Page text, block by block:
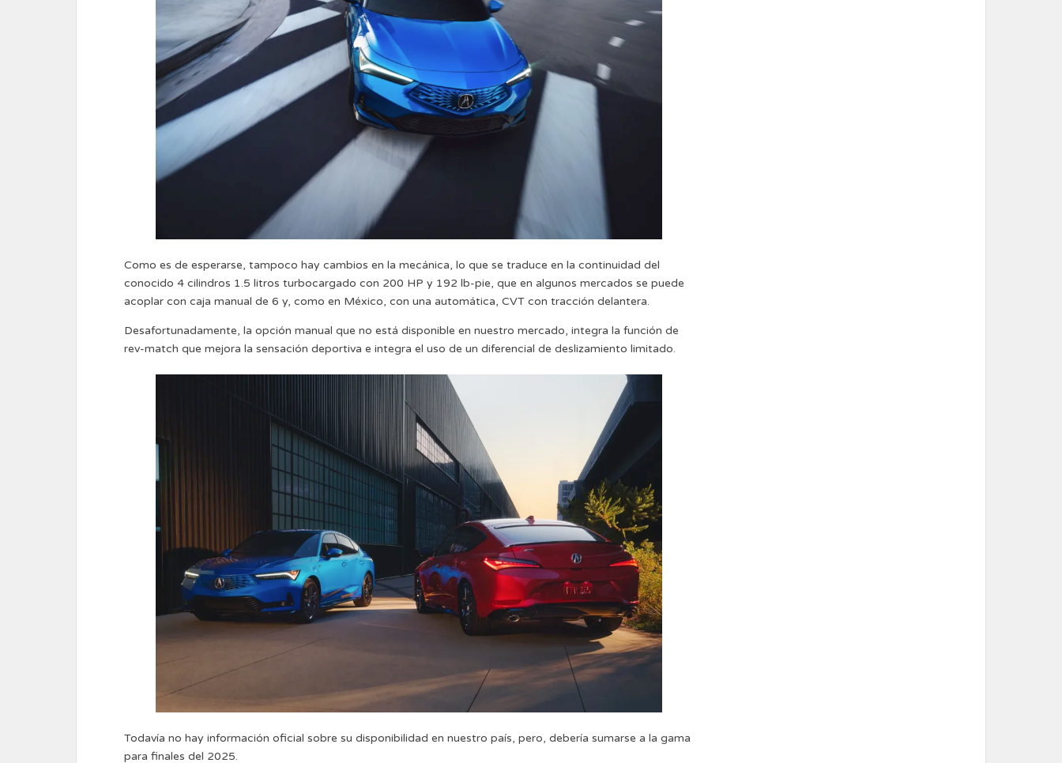
Como es de esperarse, tampoco hay cambios en la mecánica, lo que se traduce en la continuidad del
conocido 4 cilindros 1.5 litros turbocargado con 200 HP y 192 lb-pie, que en algunos mercados se puede
acoplar con caja manual de 6 y, como en México, con una automática, CVT con tracción delantera.
Desafortunadamente, la opción manual que no está disponible en nuestro mercado, integra la función de
rev-match que mejora la sensación deportiva e integra el uso de un diferencial de deslizamiento limitado.
Todavía no hay información oficial sobre su disponibilidad en nuestro país, pero, debería sumarse a la gama
para finales del 2025.